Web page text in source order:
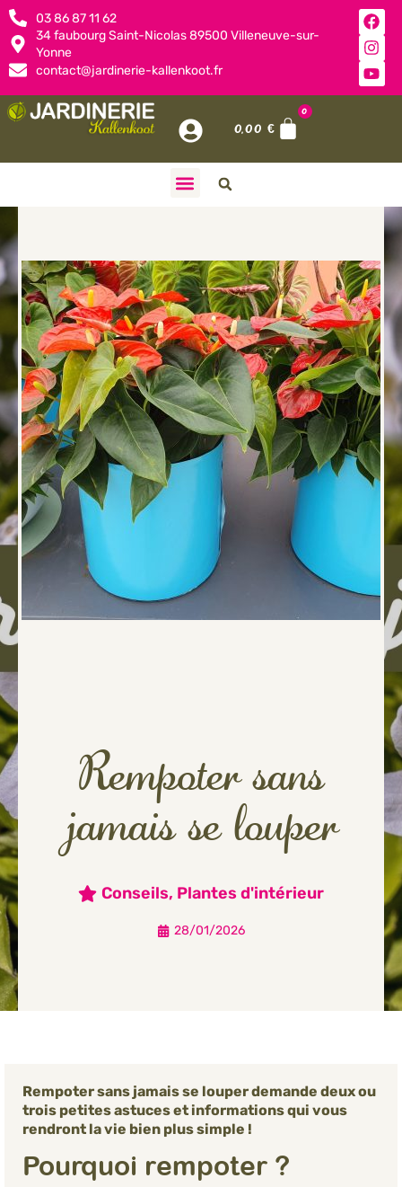
03 86 87 11 62
34 faubourg Saint-Nicolas 89500 Villeneuve-sur-
Yonne
contact@jardinerie-kallenkoot.fr
0,00€
0
Rempoter sans
jamais se louper
Conseils, Plantes d'intérieur
28/01/2026
Rempoter sans jamais se louper demande deux ou
trois petites astuces et informations qui vous
rendront la vie bien plus simple !
Pourquoi rempoter ?